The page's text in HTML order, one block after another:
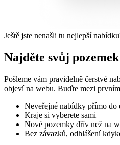
Ještě jste nenašli tu nejlepší
Najděte svůj
Pošleme vám pravidelně čerstvé
objeví na webu. Buďte mezi
Neveřejné nabídky přímo do
Kraje si vyberete sami
Nové pozemky dřív než na
Bez závazků, odhlášení